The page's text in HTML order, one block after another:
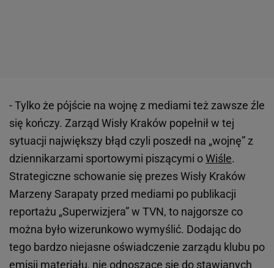
- Tylko że pójście na wojnę z mediami też zawsze źle
się kończy. Zarząd Wisły Kraków popełnił w tej
sytuacji największy błąd czyli poszedł na „wojnę” z
dziennikarzami sportowymi piszącymi oWiśle.
Strategiczne schowanie się prezes Wisły Kraków
Marzeny Sarapaty przed mediami po publikacji
reportażu „Superwizjera” w TVN, to najgorsze co
można było wizerunkowo wymyślić. Dodając do
tego bardzo niejasne oświadczenie zarządu klubu po
emisji materiału, nie odnoszące się do stawianych